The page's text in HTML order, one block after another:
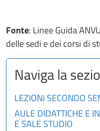
Fonte: Linee Guida
delle sedi e dei corsi di
Naviga la
LEZIONI SECONDO
AULE DIDATTICHE E
E SALE STUDIO